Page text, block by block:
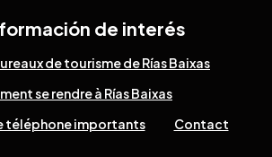
de interés
de tourisme de Rías Baixas
se rendre à Rías Baixas
téléphone importants
Contact